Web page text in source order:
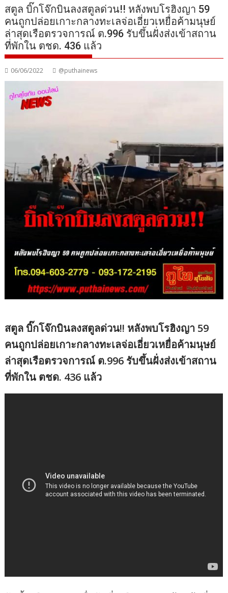
สตูล บิ๊กโจ๊กบินลงสตูลด่วน!! หลังพบโรฮิงญา 59
คนถูกปล่อยเกาะกลางทะเลจ่อเอี่ยวเหยื่อค้ามนุษย์
ล่าสุดเรือตรวจการณ์ ต.996 รับขึ้นฝั่งส่งเข้าสถาน
ที่พักใน ตชด. 436 แล้ว
06/06/2022 @puthainews
สตูล บิ๊กโจ๊กบินลงสตูลด่วน!! หลังพบโรฮิงญา 59
คนถูกปล่อยเกาะกลางทะเลจ่อเอี่ยวเหยื่อค้ามนุษย์
ล่าสุดเรือตรวจการณ์ ต.996 รับขึ้นฝั่งส่งเข้าสถาน
ที่พักใน ตชด. 436 แล้ว